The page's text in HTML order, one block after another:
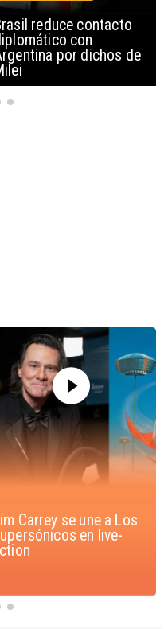
restringe
de drones a
y sanciona
la historia de
que inspira a